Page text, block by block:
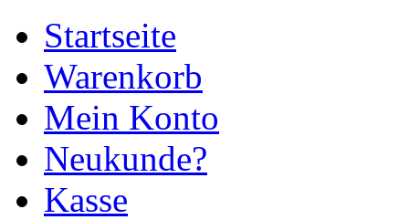
Startseite
Warenkorb
Mein Konto
Neukunde?
Kasse